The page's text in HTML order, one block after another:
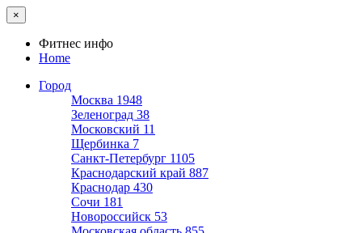
×
Фитнес инфо
Home
Город
Москва 1948
Зеленоград 38
Московский 11
Щербинка 7
Санкт-Петербург 1105
Краснодарский край 887
Краснодар 430
Сочи 181
Новороссийск 53